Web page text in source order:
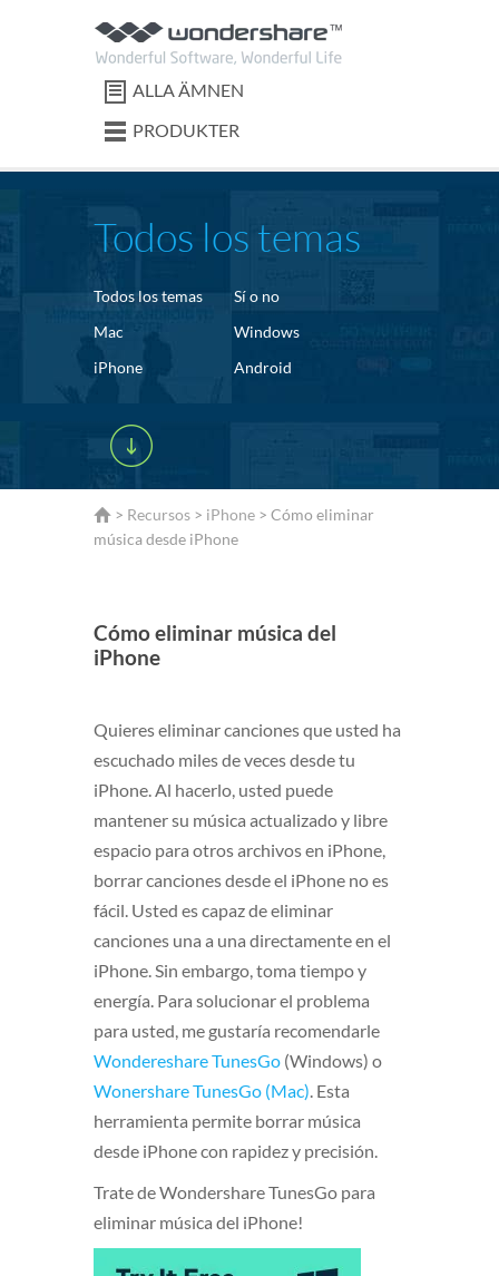
ALLA ÄMNEN
PRODUKTER
Todos los temas
Todos los temas
Sí o no
Mac
Windows
iPhone
Android
> Recursos > iPhone > Cómo eliminar
música desde iPhone
Cómo eliminar música del
iPhone
Quieres eliminar canciones que usted ha
escuchado miles de veces desde tu
iPhone. Al hacerlo, usted puede
mantener su música actualizado y libre
espacio para otros archivos en iPhone,
borrar canciones desde el iPhone no es
fácil. Usted es capaz de eliminar
canciones una a una directamente en el
iPhone. Sin embargo, toma tiempo y
energía. Para solucionar el problema
para usted, me gustaría recomendarle
Wondereshare TunesGo (Windows) o
Wonershare TunesGo (Mac). Esta
herramienta permite borrar música
desde iPhone con rapidez y precisión.
Trate de Wondershare TunesGo para
eliminar música del iPhone!